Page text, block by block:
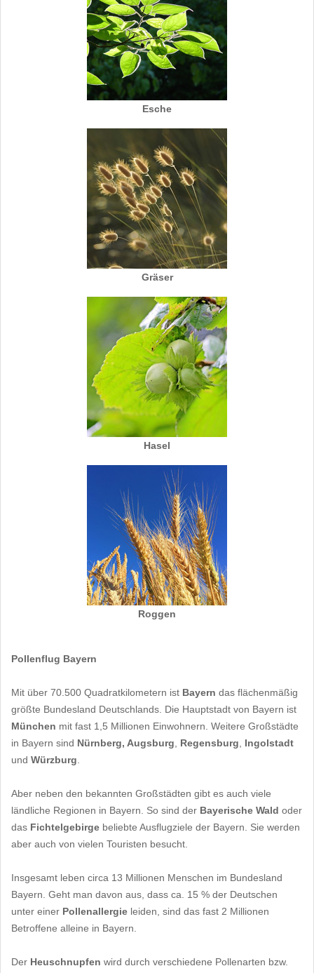
Esche
Gräser
Hasel
Roggen
Pollenflug Bayern
Mit über 70.500 Quadratkilometern ist Bayern das flächenmäßig
größte Bundesland Deutschlands. Die Hauptstadt von Bayern ist
München mit fast 1,5 Millionen Einwohnern. Weitere Großstädte
in Bayern sind Nürnberg, Augsburg Regensburg
Ingolstadt
und Würzburg
Aber neben den bekannten Großstädten gibt es auch viele
ländliche Regionen in Bayern. So sind der Bayerische Wald oder
das Fichtelgebirge beliebte Ausflugziele der Bayern. Sie werden
aber auch von vielen Touristen besucht.
Insgesamt leben circa 13 Millionen Menschen im Bundesland
Bayern. Geht man davon aus, dass ca. 15 % der Deutschen
unter einer Pollenallergie leiden, sind das fast 2 Millionen
Betroffene alleine in Bayern.
Der Heuschnupfen wird durch verschiedene Pollenarten bzw.